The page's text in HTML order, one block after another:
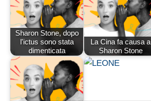
Sharon Stone, dopo
l'ictus sono stata
dimenticata
La Cina fa causa a
Sharon Stone